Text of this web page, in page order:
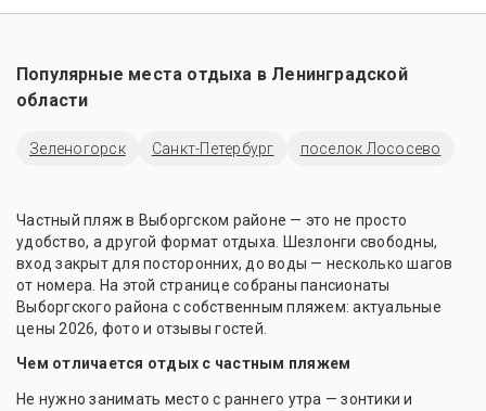
Популярные места отдыха в Ленинградской
области
Зеленогорск Санкт-Петербург поселок Лососево
Частный пляж в Выборгском районе — это не просто
удобство, а другой формат отдыха. Шезлонги свободны,
вход закрыт для посторонних, до воды — несколько шагов
от номера. На этой странице собраны пансионаты
Выборгского района с собственным пляжем: актуальные
цены 2026, фото и отзывы гостей.
Чем отличается отдых с частным пляжем
Не нужно занимать место с раннего утра — зонтики и